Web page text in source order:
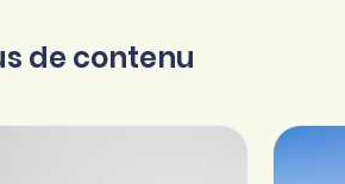
de contenu